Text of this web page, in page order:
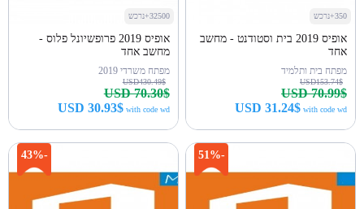
32500+נרכש
אופיס 2019 פרופשיונל פלוס -
מחשב אחד
מפתח משרדי 2019
USD430.49$
USD 70.30$
USD 30.93$with code wd
350+נרכש
אופיס 2019 בית וסטודנט - מחשב
אחד
מפתח בית ותלמיד
USD153.74$
USD 70.99$
USD 31.24$with code wd
-43% -51%